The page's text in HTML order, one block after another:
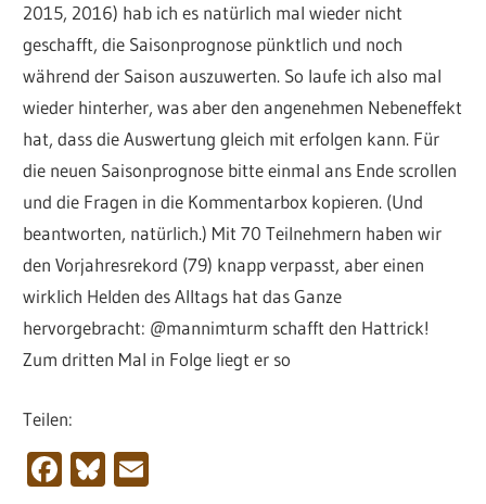
2015, 2016) hab ich es natürlich mal wieder nicht
geschafft, die Saisonprognose pünktlich und noch
während der Saison auszuwerten. So laufe ich also mal
wieder hinterher, was aber den angenehmen Nebeneffekt
hat, dass die Auswertung gleich mit erfolgen kann. Für
die neuen Saisonprognose bitte einmal ans Ende scrollen
und die Fragen in die Kommentarbox kopieren. (Und
beantworten, natürlich.) Mit 70 Teilnehmern haben wir
den Vorjahresrekord (79) knapp verpasst, aber einen
wirklich Helden des Alltags hat das Ganze
hervorgebracht: @mannimturm schafft den Hattrick!
Zum dritten Mal in Folge liegt er so
Teilen:
Facebook
Bluesky